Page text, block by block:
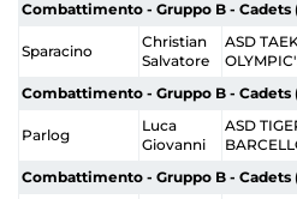
Combattimento - Gruppo B - Cadets
Sparacino
Christian
Salvatore
ASD
Combattimento - Gruppo B - Cadets
Parlog
Luca
Giovanni
ASD
Combattimento - Gruppo B - Cadets